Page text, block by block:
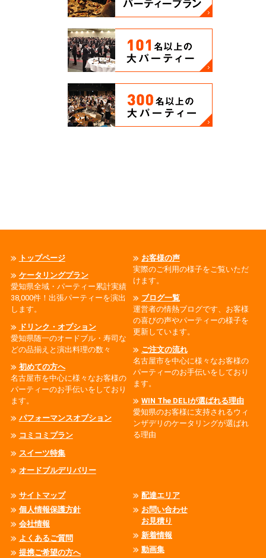
トップページ
ケータリングプラン
愛知県全域・パーティー累計実績
38,000件！出張パーティーを演出
します。
ドリンク・オプション
愛知県随一のオードブル・寿司な
どの品揃えと演出料理の数々
初めての方へ
名古屋市を中心に様々なお客様の
パーティーのお手伝いをしており
ます。
パフォーマンスオプション
コミコミプラン
スイーツ特集
オードブルデリバリー
お客様の声
実際のご利用の様子をご覧いただ
けます。
ブログ一覧
運営者の情熱ブログです、お客様
の喜びの声やパーティーの様子を
更新しています。
ご注文の流れ
名古屋市を中心に様々なお客様の
パーティーのお手伝いをしており
ます。
WIN The DELIが選ばれる理由
愛知県のお客様に支持されるウィ
ンザデリのケータリングが選ばれ
る理由
サイトマップ
個人情報保護方針
会社情報
よくあるご質問
提携ご希望の方へ
配達エリア
お問い合わせ
お見積り
新着情報
動画集